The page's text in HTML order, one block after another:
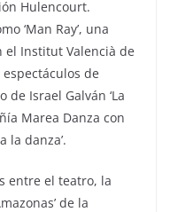
Hulencourt.
‘Man Ray’, una
el Institut Valencià de
espectáculos de
Israel Galván ‘La
Marea Danza con
la danza’.
entre el teatro, la
de la